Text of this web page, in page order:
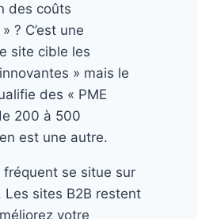
des coûts
? C’est une
site cible les
» mais le
des « PME
200 à 500
est une autre.
fréquent se situe sur
Les sites B2B restent
votre